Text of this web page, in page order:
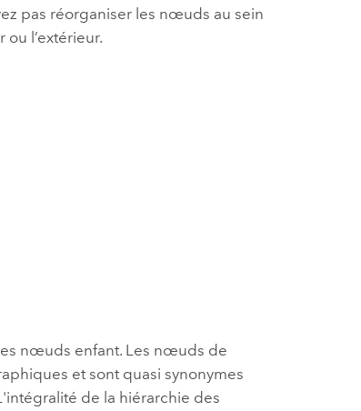
pas réorganiser les nœuds au sein
l’extérieur.
nœuds enfant. Les nœuds de
et sont quasi synonymes
de la hiérarchie des